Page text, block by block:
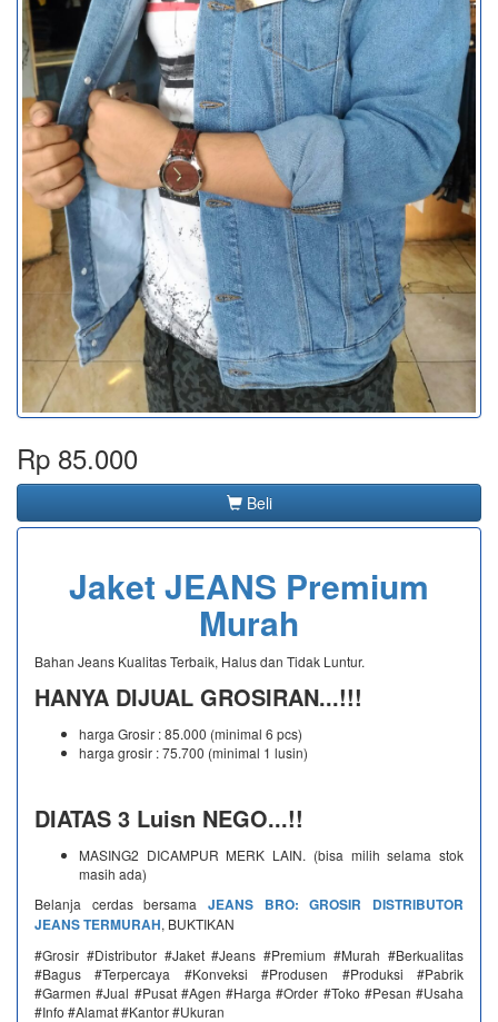
Rp 85.000
Beli
Jaket JEANS Premium
Murah
Bahan Jeans Kualitas Terbaik, Halus dan Tidak Luntur.
HANYA DIJUAL GROSIRAN...!!!
harga Grosir : 85.000 (minimal 6 pcs)
harga grosir : 75.700 (minimal 1 lusin)
DIATAS 3 Luisn NEGO...!!
MASING2 DICAMPUR MERK LAIN. (bisa milih selama stok
masih ada)
Belanja cerdas bersama JEANS BRO: GROSIR DISTRIBUTOR
JEANS TERMURAH, BUKTIKAN
#Grosir #Distributor #Jaket #Jeans #Premium #Murah #Berkualitas
#Bagus #Terpercaya #Konveksi #Produsen #Produksi #Pabrik
#Garmen #Jual #Pusat #Agen #Harga #Order #Toko #Pesan #Usaha
#Info #Alamat #Kantor #Ukuran